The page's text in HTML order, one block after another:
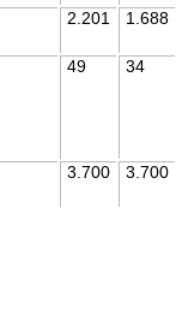
2.201 1.688
49 34
3.700 3.700